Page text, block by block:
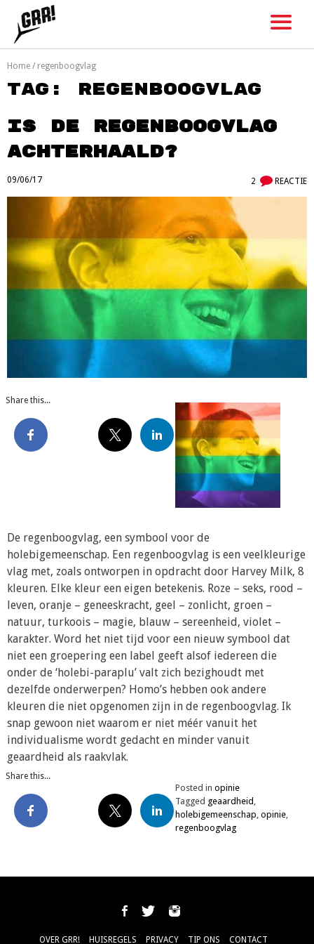
content
Home / regenboogvlag
Tag: regenboogvlag
Is de regenboogvlag
achterhaald?
09/06/17 2 REACTIE
Share this...
De regenboogvlag, een symbool voor de
holebigemeenschap. Een regenboogvlag is een veelkleurige
vlag met, zoals ontworpen in opdracht door Harvey Milk, 8
kleuren. Elke kleur een eigen betekenis. Roze – seks, rood –
leven, oranje – geneeskracht, geel – zonlicht, groen –
natuur, turkoois – magie, blauw – sereenheid, violet –
karakter. Word het niet tijd voor een nieuw symbool dat
niet een groepering een label geeft alsof iedereen die
onder de ‘holebi-paraplu’ valt zich bezighoudt met
dezelfde onderwerpen? Homo’s hebben ook andere
kleuren die niet opgenomen zijn in de regenboogvlag. Ik
snap gewoon niet waarom er niet méér vanuit het
individualisme wordt gedacht en minder vanuit
geaardheid als raakvlak.
Share this...
Posted in opinie
Tagged geaardheid
holebigemeenschap opinie
regenboogvlag
OVER GRR! HUISREGELS PRIVACY TIP ONS CONTACT